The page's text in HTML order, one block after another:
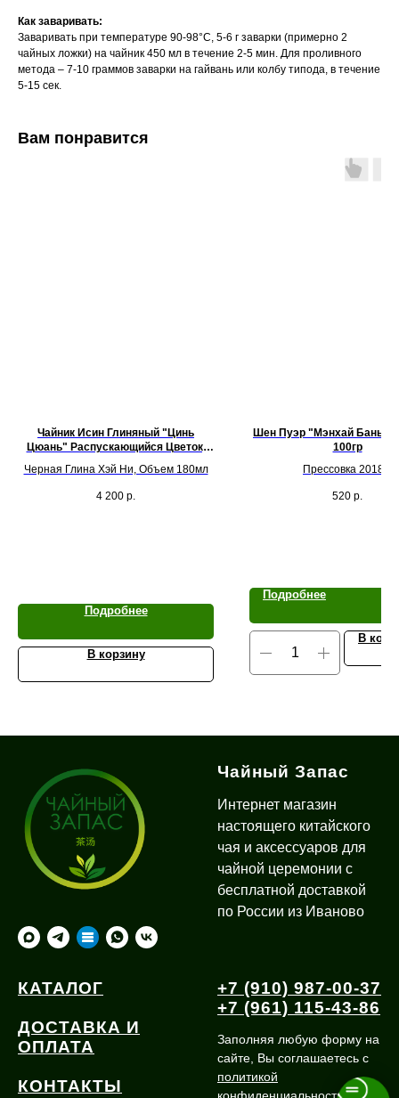
Как заваривать:
Заваривать при температуре 90-98°C, 5-6 г заварки (примерно 2
чайных ложки) на чайник 450 мл в течение 2-5 мин. Для проливного
метода – 7-10 граммов заварки на гайвань или колбу типода, в течение
5-15 сек.
Вам понравится
Чайник Исин Глиняный "Цинь
Цюань" Распускающийся Цветок,
Мастер Ван Синьхун
Черная Глина Хэй Ни, Объем 180мл
4 200 р.
Подробнее
В корзину
Шен Пуэр "Мэнхай
100гр
Прессовка 2018 г.
520 р.
Подробнее
В
Чайный Запас
Интернет магазин
настоящего китайского
чая и аксессуаров для
чайной церемонии с
бесплатной доставкой
по России из Иваново
КАТАЛОГ
ДОСТАВКА И
ОПЛАТА
КОНТАКТЫ
+7 (910) 987-00-37
+7 (961) 115-43-86
Заполняя любую форму на
сайте, Вы соглашаетесь с
политикой